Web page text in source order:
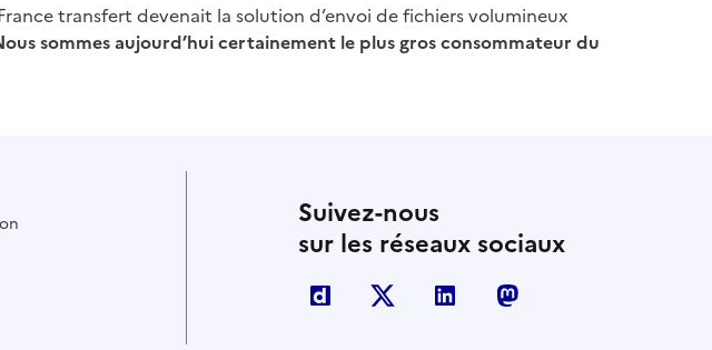
transfert devenait la solution d’envoi de fichiers volumineux
sommes aujourd’hui certainement le plus gros consommateur du
Suivez-nous
sur les réseaux sociaux
Dailymotion Linkedin